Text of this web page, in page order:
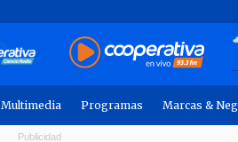
Multimedia Programas Marcas &